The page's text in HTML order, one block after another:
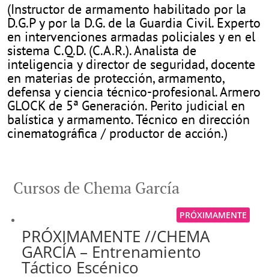
(Instructor de armamento habilitado por la
D.G.P y por la D.G. de la Guardia Civil. Experto
en intervenciones armadas policiales y en el
sistema C.Q.D. (C.A.R.). Analista de
inteligencia y director de seguridad, docente
en materias de protección, armamento,
defensa y ciencia técnico-profesional. Armero
GLOCK de 5ª Generación. Perito judicial en
balística y armamento. Técnico en dirección
cinematográfica / productor de acción.)
Cursos de Chema García
PRÓXIMAMENTE
PRÓXIMAMENTE //CHEMA
GARCÍA – Entrenamiento
Táctico Escénico